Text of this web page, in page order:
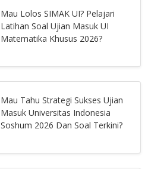
Mau Lolos SIMAK UI? Pelajari
Latihan Soal Ujian Masuk UI
Matematika Khusus 2026?
Mau Tahu Strategi Sukses Ujian
Masuk Universitas Indonesia
Soshum 2026 Dan Soal Terkini?